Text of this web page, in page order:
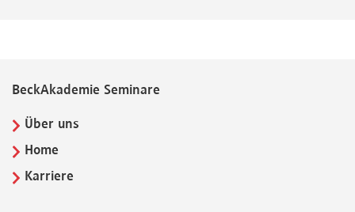
BeckAkademie Seminare
Über uns
Home
Karriere